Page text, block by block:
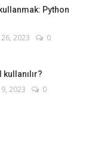
Python
2023
0
2023
0